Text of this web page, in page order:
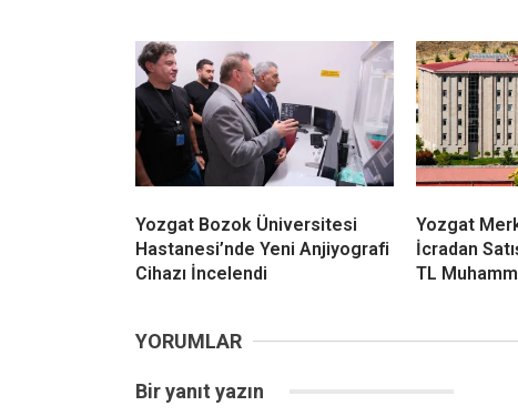
Yozgat Bozok Üniversitesi
Hastanesi’nde Yeni Anjiyografi
Cihazı İncelendi
Yozgat
İcradan
TL
YORUMLAR
Bir yanıt yazın